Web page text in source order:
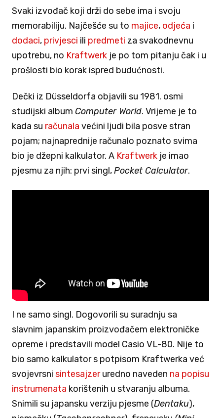
Svaki izvođač koji drži do sebe ima i svoju
memorabiliju. Najčešće su to majice, odjeća i
dodaci, privjesci ili predmeti za svakodnevnu
upotrebu, no Kraftwerk je po tom pitanju čak i u
prošlosti bio korak ispred budućnosti.
Dečki iz Düsseldorfa objavili su 1981. osmi
studijski album Computer World. Vrijeme je to
kada su računala većini ljudi bila posve stran
pojam; najnaprednije računalo poznato svima
bio je džepni kalkulator. A Kraftwerk je imao
pjesmu za njih: prvi singl,Pocket Calculator.
I ne samo singl. Dogovorili su suradnju sa
slavnim japanskim proizvođačem elektroničke
opreme i predstavili model Casio VL-80. Nije to
bio samo kalkulator s potpisom Kraftwerka već
svojevrsni sintesajzeruredno naveden na popisu
instrumenata korištenih u stvaranju albuma.
Snimili su japansku verziju pjesme (Dentaku),